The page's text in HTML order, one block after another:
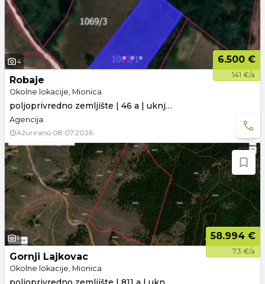
4 6.500 €
141 €/a
Robaje
Okolne lokacije, Mionica
poljoprivredno zemljište | 46 a | uknjiženo
Agencija
Ažurirano 08.07.2026.
1 58.994 €
73 €/a
Gornji Lajkovac
Okolne lokacije, Mionica